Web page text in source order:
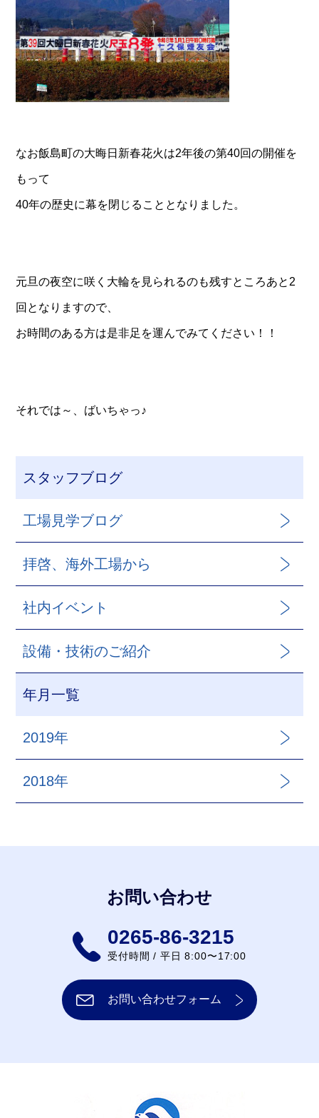
なお飯島町の大晦日新春花火は2年後の第40回の開催を
もって
40年の歴史に幕を閉じることとなりました。
元旦の夜空に咲く大輪を見られるのも残すところあと2
回となりますので、
お時間のある方は是非足を運んでみてください！！
それでは～、ばいちゃっ♪
スタッフブログ
工場見学ブログ
拝啓、海外工場から
社内イベント
設備・技術のご紹介
年月一覧
2019年
2018年
お問い合わせ
0265-86-3215
受付時間 / 平日 8:00〜17:00
お問い合わせフォーム